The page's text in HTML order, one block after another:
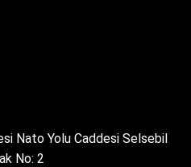
Nato Yolu Caddesi Selsebil
No: 2